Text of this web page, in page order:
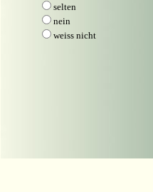
selten
nein
weiss nicht